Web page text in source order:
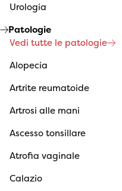
Urologia
Patologie
Vedi tutte le patologie
Alopecia
Artrite reumatoide
Artrosi alle mani
Ascesso tonsillare
Atrofia vaginale
Calazio